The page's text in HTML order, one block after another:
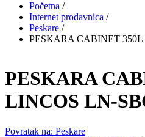
Početna /
Internet prodavnica /
Peskare /
PESKARA CABINET
PESKARA
LINCOS LN-
Povratak na: Peskare